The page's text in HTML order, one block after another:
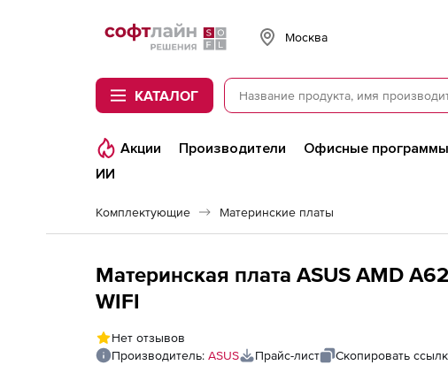
Softline
Москва
КАТАЛОГ
Акции Производители Офисные программы
ИИ
Комплектующие Материнские платы
Материнская плата ASUS AMD
WIFI
Нет отзывов
Производитель: ASUS Прайс-лист Скопировать